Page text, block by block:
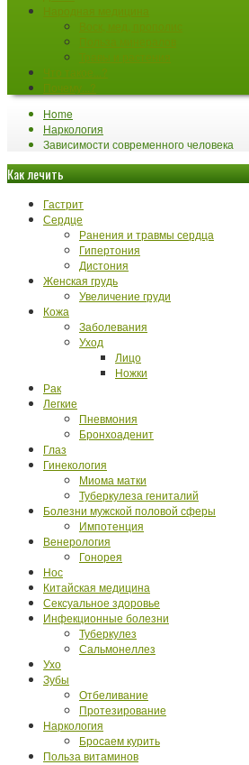
Что такое...?
Почему...?
Home
Наркология
Зависимости современного человека
Как лечить
Гастрит
Сердце
Ранения и травмы сердца
Гипертония
Дистония
Женская грудь
Увеличение груди
Кожа
Заболевания
Уход
Лицо
Ножки
Рак
Легкие
Пневмония
Бронхоаденит
Глаз
Гинекология
Миома матки
Туберкулеза гениталий
Болезни мужской половой сферы
Импотенция
Венерология
Гонорея
Нос
Китайская медицина
Сексуальное здоровье
Инфекционные болезни
Туберкулез
Сальмонеллез
Ухо
Зубы
Отбеливание
Протезирование
Наркология
Бросаем курить
Польза витаминов